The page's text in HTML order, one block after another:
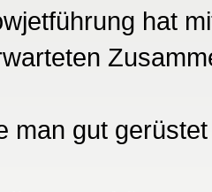
hat
man gut